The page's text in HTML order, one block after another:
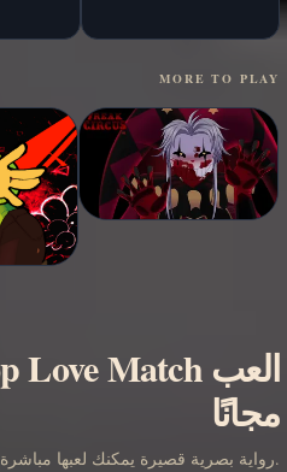
MORE TO PLAY
مجانًا
Bus Stop Love Match رواية بصرية قصيرة يمكنك لعبها مباشرة في المتصفح.